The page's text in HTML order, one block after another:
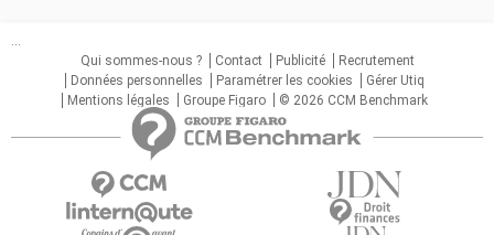
...
Qui sommes-nous ?
Contact Publicité
Recrutement
Données personnelles
Paramétrer les cookies
Gérer Utiq
Mentions légales
Groupe Figaro © 2026 CCM Benchmark